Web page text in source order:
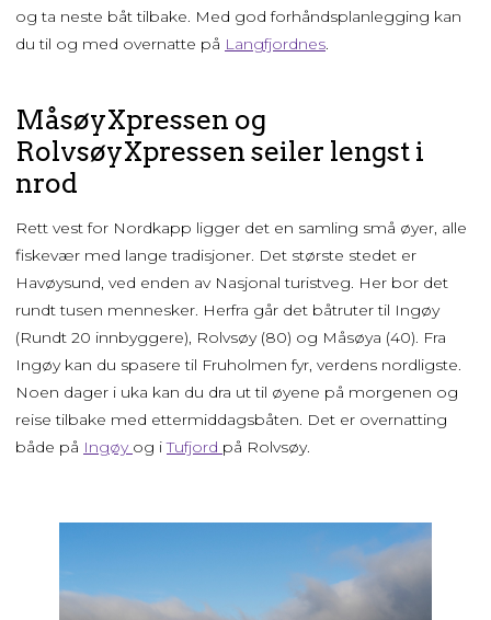
og ta neste båt tilbake. Med god forhåndsplanlegging kan
du til og med overnatte på Langfjordnes.
MåsøyXpressen og
RolvsøyXpressen seiler lengst i
nrod
Rett vest for Nordkapp ligger det en samling små øyer, alle
fiskevær med lange tradisjoner. Det største stedet er
Havøysund, ved enden av Nasjonal turistveg. Her bor det
rundt tusen mennesker. Herfra går det båtruter til Ingøy
(Rundt 20 innbyggere), Rolvsøy (80) og Måsøya (40). Fra
Ingøy kan du spasere til Fruholmen fyr, verdens nordligste.
Noen dager i uka kan du dra ut til øyene på morgenen og
reise tilbake med ettermiddagsbåten. Det er overnatting
både på Ingøy og iTufjord på Rolvsøy.